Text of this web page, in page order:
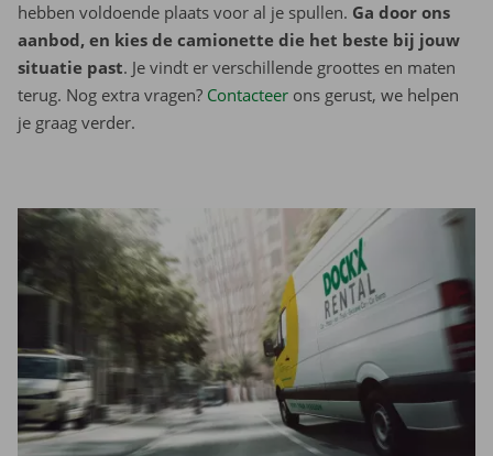
hebben voldoende plaats voor al je spullen. Ga door ons
aanbod, en kies de camionette die het beste bij jouw
situatie past. Je vindt er verschillende groottes en maten
terug. Nog extra vragen? Contacteer ons gerust, we helpen
je graag verder.